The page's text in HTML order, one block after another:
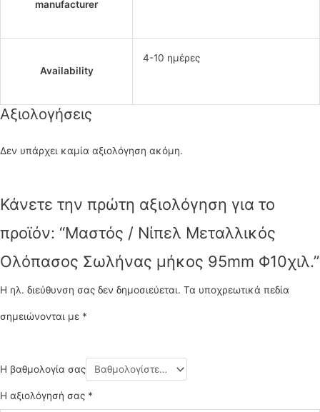
manufacturer
Availability
4-10 ημέρες
Αξιολογήσεις
Δεν υπάρχει καμία αξιολόγηση ακόμη.
Κάνετε την πρώτη αξιολόγηση για το
προϊόν: “Μαστός / Νίπελ Μεταλλικός
Ολόπασος Σωλήνας μήκος 95mm Φ10χιλ.”
Η ηλ. διεύθυνση σας δεν δημοσιεύεται. Τα υποχρεωτικά πεδία
σημειώνονται με *
Η βαθμολογία σας
Η αξιολόγησή σας *